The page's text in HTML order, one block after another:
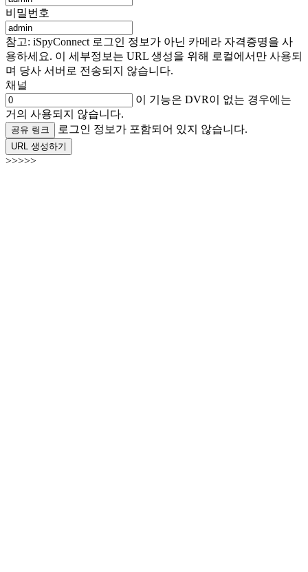
비밀번호
참고: iSpyConnect 로그인 정보가 아닌 카메라 자격증명을 사
용하세요. 이 세부정보는 URL 생성을 위해 로컬에서만 사용되
며 당사 서버로 전송되지 않습니다.
채널
이 기능은 DVR이 없는 경우에는
거의 사용되지 않습니다.
공유 링크 로그인 정보가 포함되어 있지 않습니다.
URL 생성하기
>>>>>